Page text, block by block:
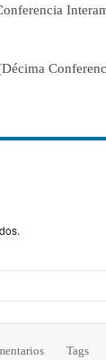
Tags